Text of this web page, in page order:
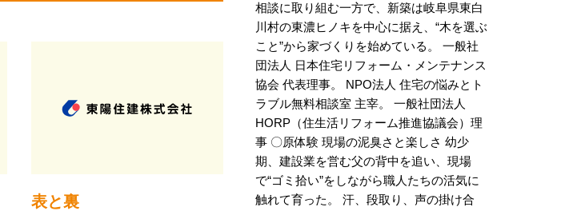
表と裏
相談に取り組む一方で、新築は岐阜県東白
川村の東濃ヒノキを中心に据え、“木を選ぶ
こと”から家づくりを始めている。 一般社
団法人 日本住宅リフォーム・メンテナンス
協会 代表理事。 NPO法人 住宅の悩みとト
ラブル無料相談室 主宰。 一般社団法人
HORP（住生活リフォーム推進協議会）理
事 〇原体験 現場の泥臭さと楽しさ 幼少
期、建設業を営む父の背中を追い、現場
で“ゴミ拾い”をしながら職人たちの活気に
触れて育った。 汗、段取り、声の掛け合